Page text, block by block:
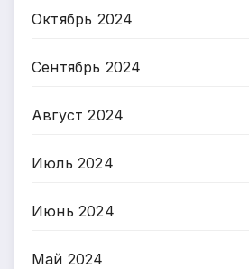
Октябрь 2024
Сентябрь 2024
Август 2024
Июль 2024
Июнь 2024
Май 2024